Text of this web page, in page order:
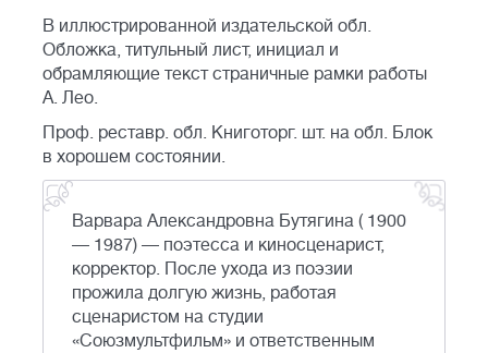
В иллюстрированной издательской обл.
Обложка, титульный лист, инициал и
обрамляющие текст страничные рамки работы
А. Лео.
Проф. реставр. обл. Книготорг. шт. на обл. Блок
в хорошем состоянии.
Варвара Александровна Бутягина ( 1900
— 1987) — поэтесса и киносценарист,
корректор. После ухода из поэзии
прожила долгую жизнь, работая
сценаристом на студии
«Союзмультфильм» и ответственным